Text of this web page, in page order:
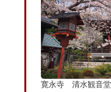
寛永寺 清水観音堂